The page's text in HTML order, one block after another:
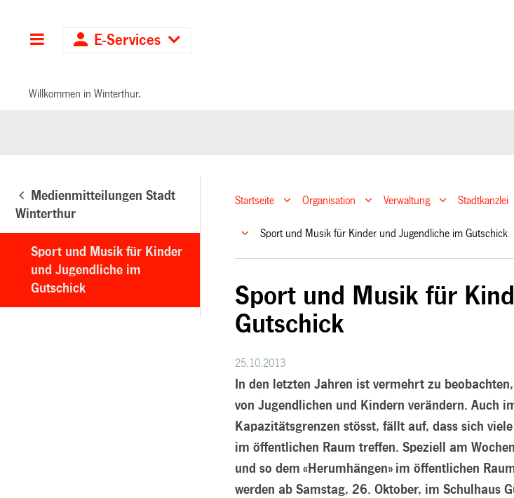
Hauptnavigation
E-Services
Willkommen in Winterthur.
Medienmitteilungen Stadt
Winterthur
Sport und Musik für Kinder
und Jugendliche im
Gutschick
Startseite Organisation Verwaltung Stadtkanzlei
Sport und Musik für Kinder und Jugendliche im Gutschick
Sport und Musik für
Gutschick
25.10.2013
In den letzten Jahren ist vermehrt zu
von Jugendlichen und Kindern verändern. Auch
Kapazitätsgrenzen stösst, fällt auf, dass sich
im öffentlichen Raum treffen. Speziell am
und so dem «Herumhängen» im öffentlichen
werden ab Samstag, 26. Oktober, im Schulhaus